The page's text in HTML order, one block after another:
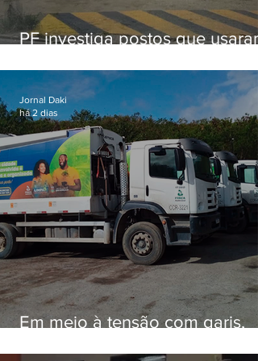
PF investiga postos que usaram
secretário morto em 2020
Em meio à tensão com garis,
Jornal Daki
há 2 dias